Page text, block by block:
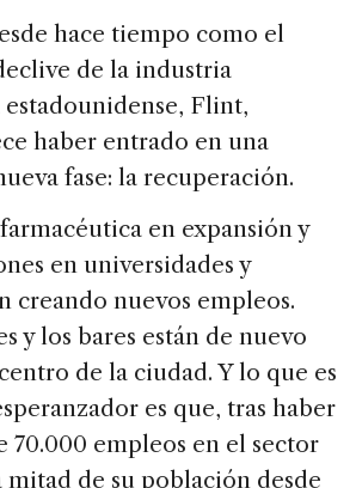
dI
n
d
s
hace tiempo como el
de la industria
Flint,
haber entrado en una
fase: la recuperación.
en expansión y
en universidades y
creando nuevos empleos.
y los bares están de nuevo
de la ciudad. Y lo que es
es que, tras haber
70.000 empleos en el sector
de su población desde